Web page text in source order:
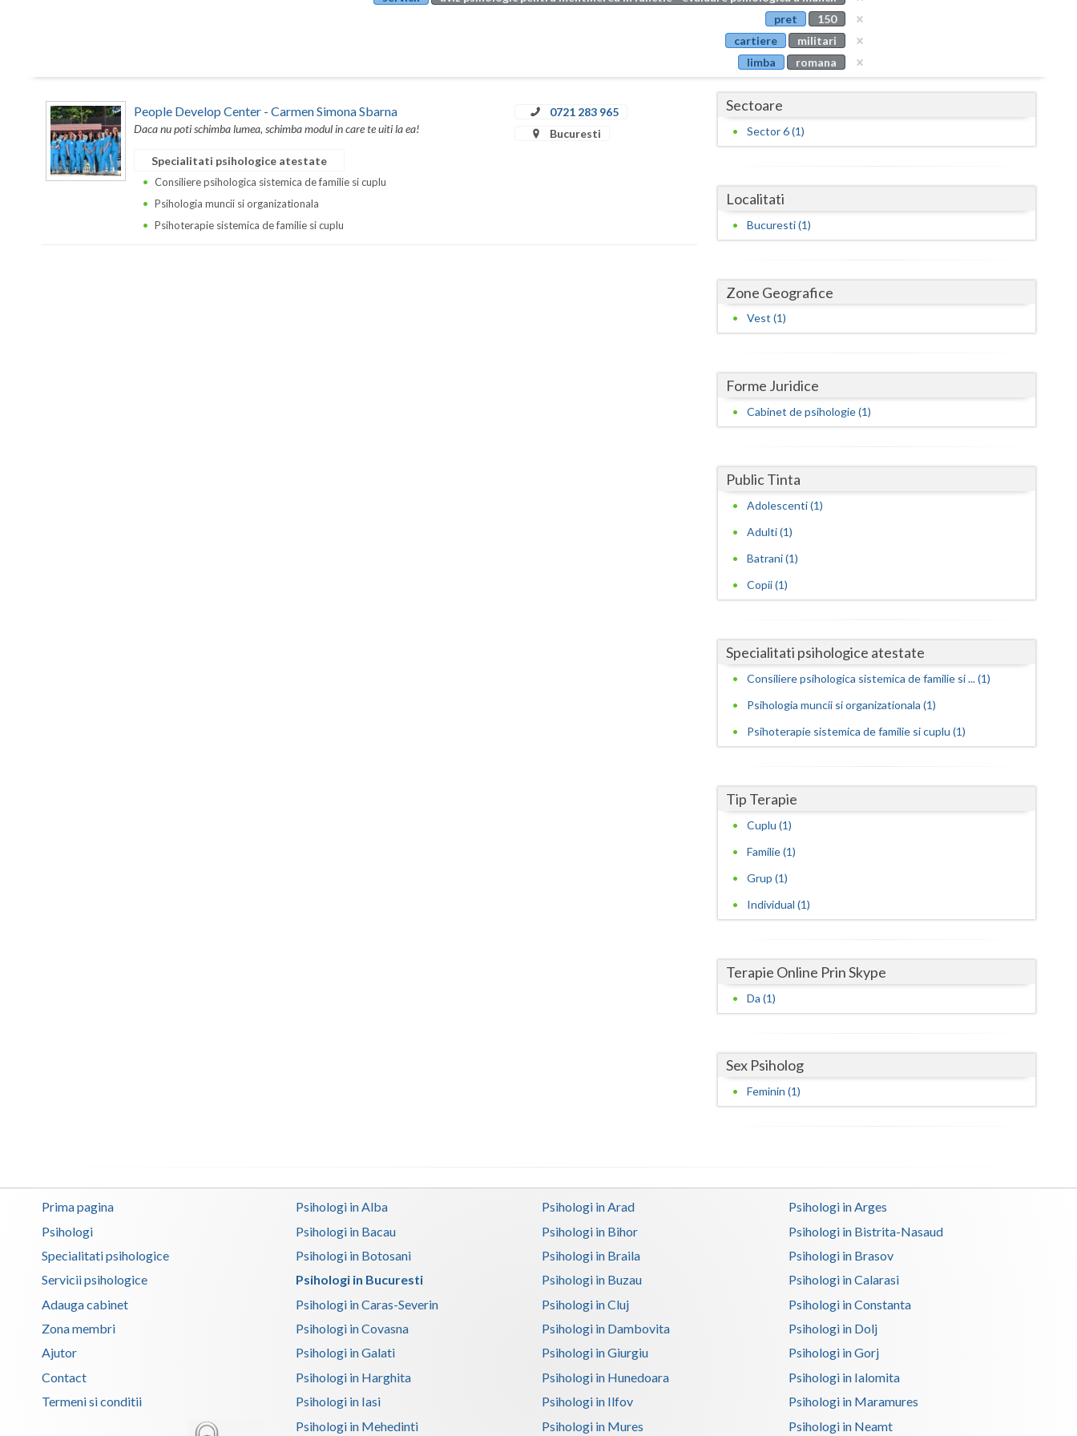
Buzau
Calarasi
Caras-Severin
Gorj
Ialomita
Olt
Prahova
Salaj
Satu-Mare
Vaslui
pret
150
cartiere
militari
limba
romana
People Develop Center - Carmen Simona Sbarna
Daca nu poti schimba lumea, schimba modul in care te uiti la ea!
0721 283 965
Bucuresti
Specialitati psihologice atestate
Consiliere psihologica sistemica de familie si cuplu
Psihologia muncii si organizationala
Psihoterapie sistemica de familie si cuplu
Sectoare
Sector 6 (1)
Localitati
Bucuresti (1)
Zone Geografice
Vest (1)
Forme Juridice
Cabinet de psihologie (1)
Public Tinta
Adolescenti (1)
Adulti (1)
Batrani (1)
Copii (1)
Specialitati psihologice atestate
Consiliere psihologica sistemica de familie si ... (1)
Psihologia muncii si organizationala (1)
Psihoterapie sistemica de familie si cuplu (1)
Tip Terapie
Cuplu (1)
Familie (1)
Grup (1)
Individual (1)
Terapie Online Prin Skype
Da (1)
Sex Psiholog
Feminin (1)
Prima pagina
Psihologi
Specialitati psihologice
Servicii psihologice
Adauga cabinet
Zona membri
Ajutor
Contact
Termeni si conditii
Psihologi in Alba Psihologi in Arad
Psihologi in Arges
Psihologi in Bacau
Psihologi in Bihor
Psihologi in Bistrita-Nasaud
Psihologi in Botosani
Psihologi in Braila
Psihologi in Brasov
Psihologi in Bucuresti
Psihologi in Buzau
Psihologi in Calarasi
Psihologi in Caras-Severin
Psihologi in Cluj
Psihologi in Constanta
Psihologi in Covasna
Psihologi in Dambovita
Psihologi in Dolj
Psihologi in Galati
Psihologi in Giurgiu
Psihologi in Gorj
Psihologi in Harghita
Psihologi in Hunedoara
Psihologi in Ialomita
Psihologi in Iasi
Psihologi in Ilfov
Psihologi in Maramures
Psihologi in Mehedinti
Psihologi in Mures Psihologi in Neamt